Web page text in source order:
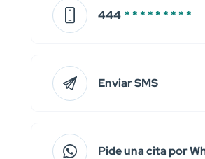
444 * * * * * * * * *
Enviar SMS
Pide una cita por